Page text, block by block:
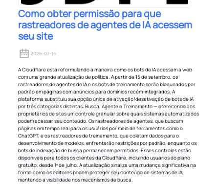
Como obter permissão para que
rastreadores de agentes de IA acessem
seu site
2026-07-15
A Cloudflare está reformulando a maneira como os bots de IA acessam a web
com uma grande atualização de política. A partir de 15 de setembro, os
rastreadores de agentes de IA e os bots de treinamento serão bloqueados por
padrão em páginas com anúncios para domínios recém-integrados. A
plataforma substituiu sua opção única de ativação/desativação de bots de IA
por três categorias distintas: Busca, Agente e Treinamento — oferecendo aos
proprietários de sites um controle granular sobre quais sistemas automatizados
podem acessar seu conteúdo. Os rastreadores de agentes, que buscam
páginas em tempo real para os usuários por meio de ferramentas como o
ChatGPT, e os rastreadores de treinamento, que coletam dados para o
desenvolvimento de modelos, enfrentarão restrições por padrão, enquanto os
bots de indexação de busca permanecem permitidos. Esses controles estão
disponíveis para todos os clientes da Cloudflare, incluindo usuários do plano
gratuito, desde 1º de julho. A atualização sinaliza uma mudança significativa na
forma como os editores podem proteger seu conteúdo de sistemas de IA,
mantendo a visibilidade nos mecanismos de busca.